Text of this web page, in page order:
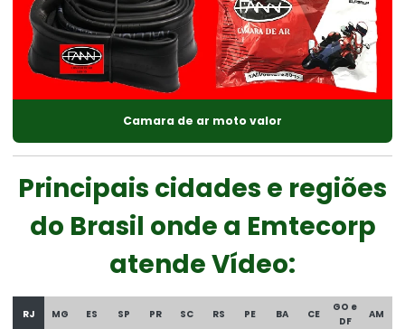
Camara de ar moto valor
Principais cidades e regiões
do Brasil onde a Emtecorp
atende Vídeo:
RJ MG ES SP PR SC RS PE BA CE
GO e
DF
AM